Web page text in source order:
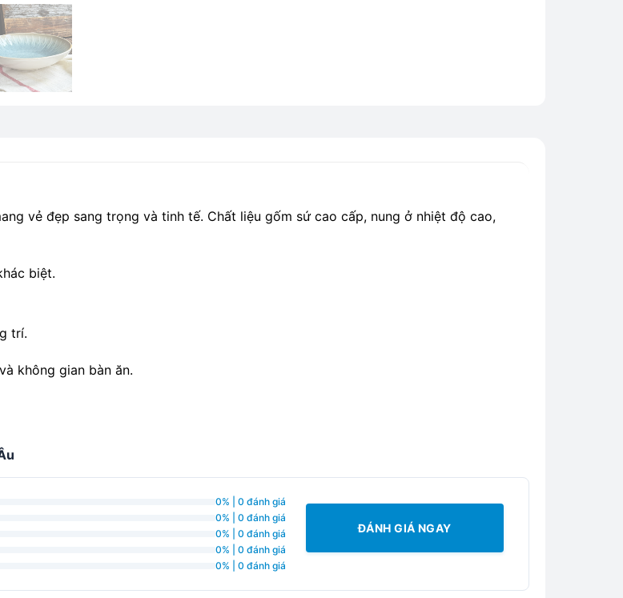
vẻ đẹp sang trọng và tinh tế. Chất liệu gốm sứ cao cấp, nung ở nhiệt độ cao,
biệt.
trí.
không gian bàn ăn.
0% | 0 đánh giá
0% | 0 đánh giá
0% | 0 đánh giá
0% | 0 đánh giá
0% | 0 đánh giá
ĐÁNH GIÁ NGAY